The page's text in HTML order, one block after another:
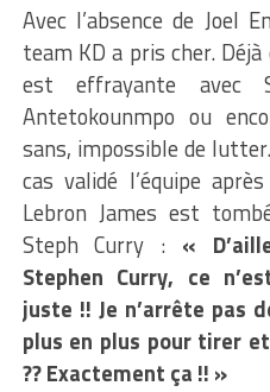
Avec l’absence de Joel
team KD a pris cher. Déjà
est effrayante avec
Antetokounmpo ou
sans, impossible de
cas validé l’équipe
Lebron James est
Steph Curry : «
Stephen Curry, ce
juste !! Je n’arrête pas
plus en plus pour tirer
?? Exactement ça !! »